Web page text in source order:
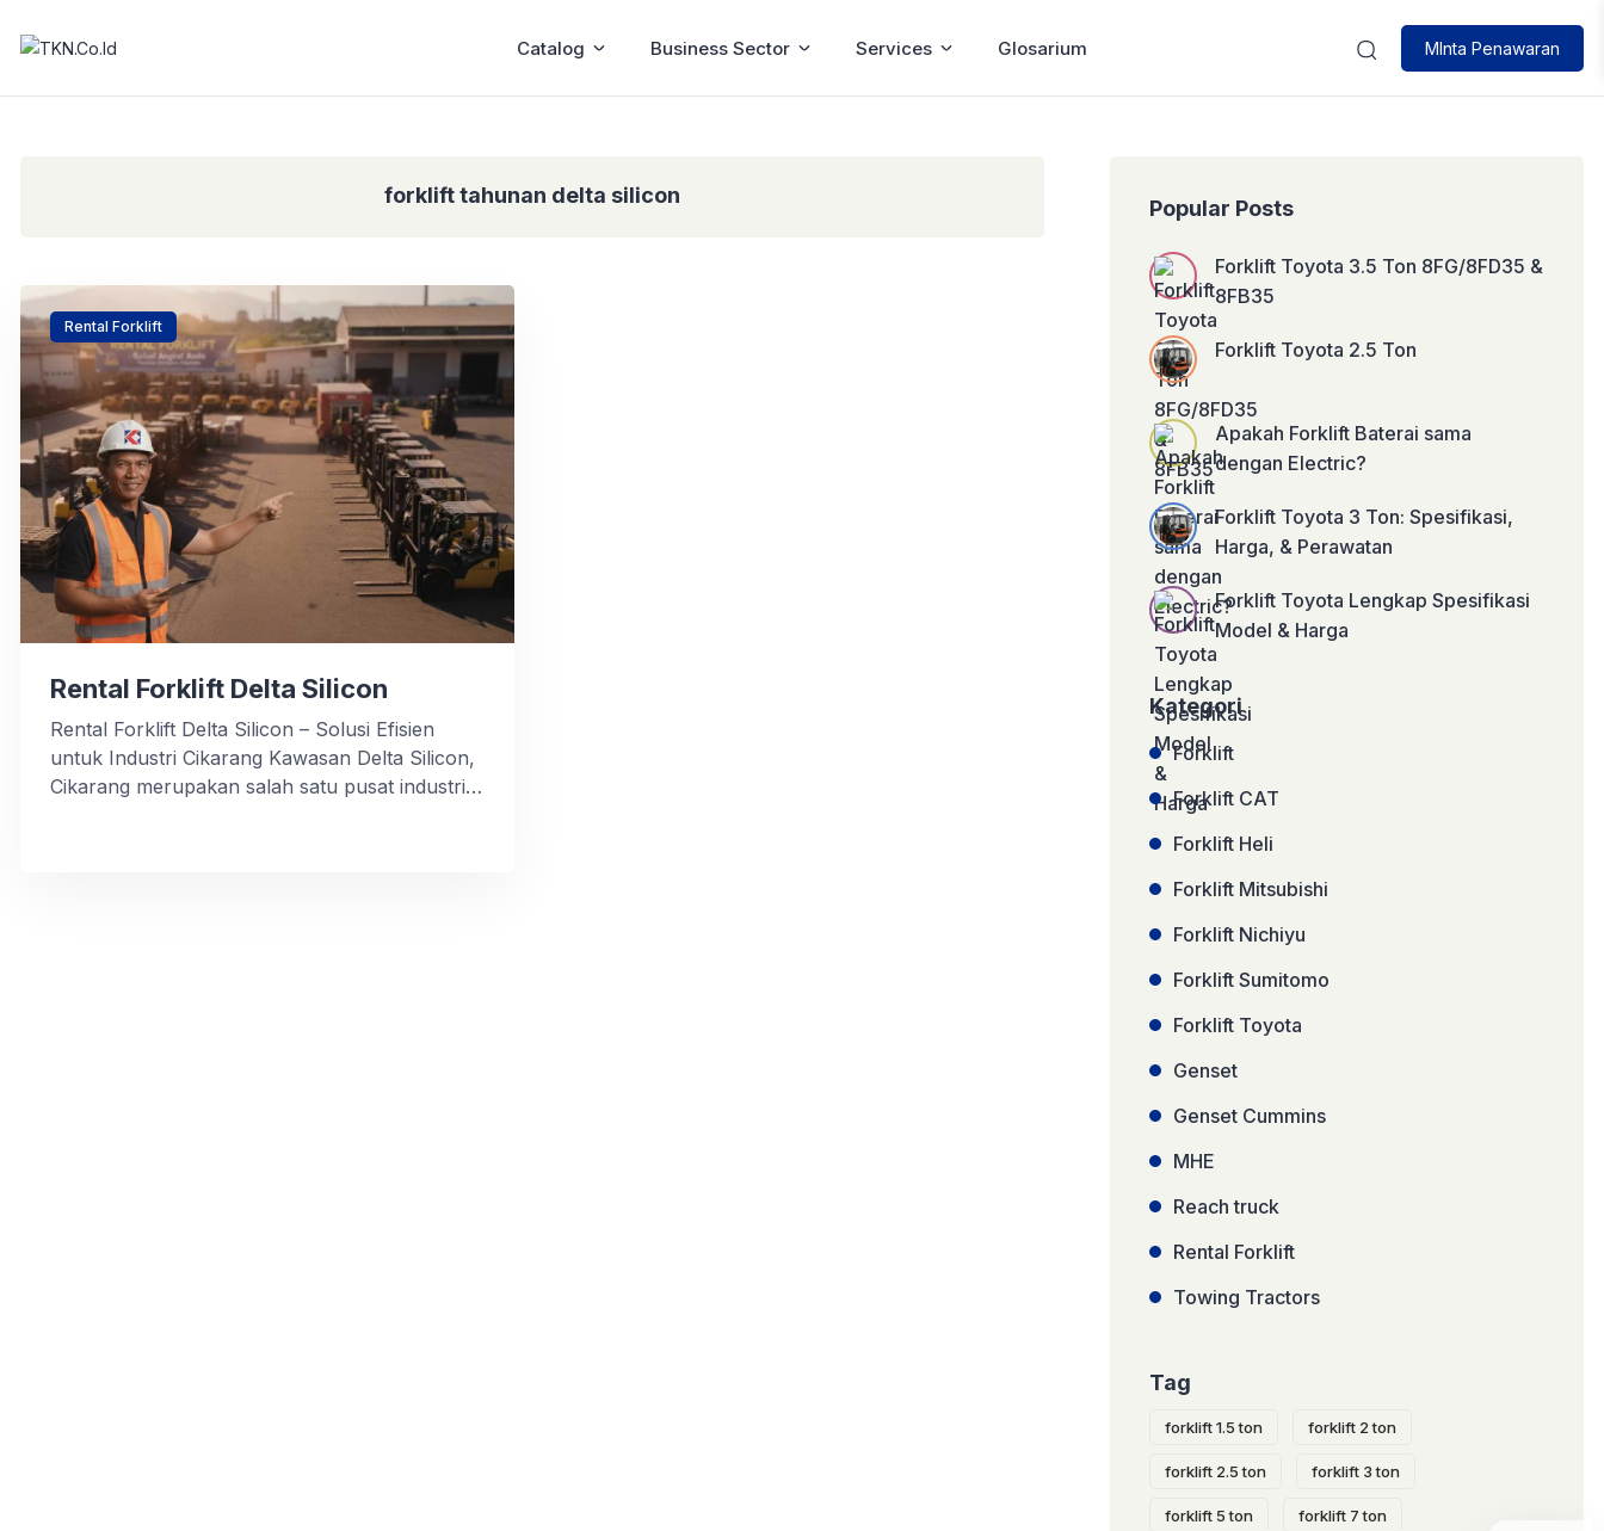
MInta Penawaran
Catalog Business Sector Services Glosarium
forklift tahunan delta silicon
Rental Forklift
Rental Forklift Delta Silicon
Rental Forklift Delta Silicon – Solusi Efisien
untuk Industri Cikarang Kawasan Delta Silicon,
Cikarang merupakan salah satu pusat industri
Popular Posts
Forklift Toyota 3.5 Ton 8FG/8FD35 &
8FB35
Forklift Toyota 2.5 Ton
Apakah Forklift Baterai sama
dengan Electric?
Forklift Toyota 3 Ton: Spesifikasi,
Harga, & Perawatan
Forklift Toyota Lengkap Spesifikasi
Model & Harga
Kategori
Forklift
Forklift CAT
Forklift Heli
Forklift Mitsubishi
Forklift Nichiyu
Forklift Sumitomo
Forklift Toyota
Genset
Genset Cummins
MHE
Reach truck
Rental Forklift
Towing Tractors
Tag
forklift 1.5 ton forklift 2 ton
forklift 2.5 ton forklift 3 ton
forklift 5 ton forklift 7 ton